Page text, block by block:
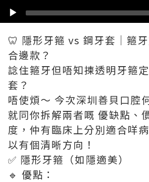
🦷 隱形牙箍 vs 鋼牙套｜箍
合邊款？
諗住箍牙但唔知揀透明牙箍
套？
唔使煩～ 今次深圳善貝口腔
就同你拆解兩者嘅 優缺點、
度，仲有臨床上分別適合咩
以有個清晰方向！
✅ 隱形牙箍（如隱適美）
🔹 優點：